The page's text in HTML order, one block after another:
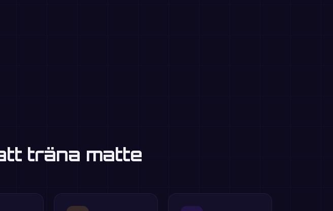
träna matte